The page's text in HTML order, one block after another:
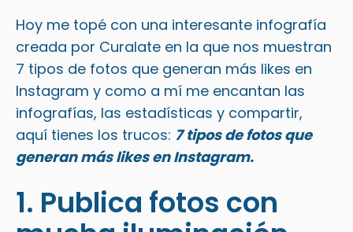
Hoy me topé con una interesante infografía
creada por Curalate en la que nos muestran
7 tipos de fotos que generan más likes en
Instagram y como a mí me encantan las
infografías, las estadísticas y compartir,
aquí tienes los trucos: 7 tipos de fotos que
generan más likes en Instagram.
1. Publica fotos con